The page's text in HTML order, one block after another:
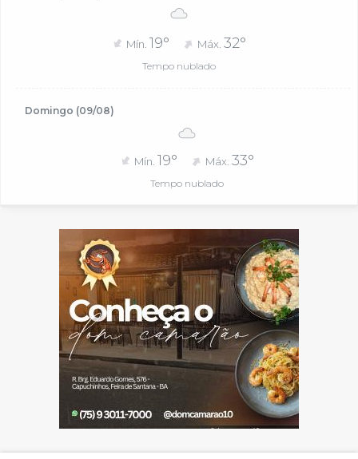
Mín. 19° Máx. 32°
Tempo nublado
Domingo (09/08)
Mín. 19° Máx. 33°
Tempo nublado